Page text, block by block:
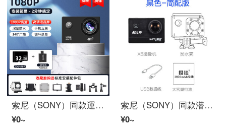
索尼（SONY）同款運動相机4Kハイビジョン摩托车ドライブレコーダー头盔山地自行车电动机车骑行潜水防水防抖vlo琦莎 公式仕様：1080ハイビジョン相机+送32G内存卡 公式仕様
¥0~
索尼（SONY）同款潜水下運動相机头戴式摄像机摩托车ドライブレコーダー户外摄影机摩旅机车头盔旅行4K录像琦莎 黑色-简配版 公式仕様
¥0~